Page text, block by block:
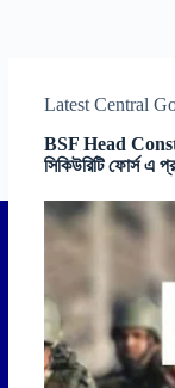
Latest Central
BSF Head
সিকিউরিটি ফোর্স এ